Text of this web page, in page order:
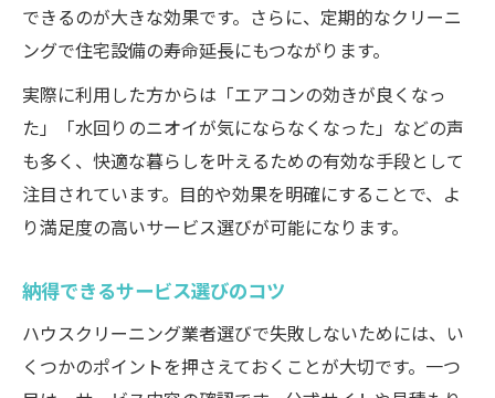
できるのが大きな効果です。さらに、定期的なクリーニ
ングで住宅設備の寿命延長にもつながります。
実際に利用した方からは「エアコンの効きが良くなっ
た」「水回りのニオイが気にならなくなった」などの声
も多く、快適な暮らしを叶えるための有効な手段として
注目されています。目的や効果を明確にすることで、よ
り満足度の高いサービス選びが可能になります。
納得できるサービス選びのコツ
ハウスクリーニング業者選びで失敗しないためには、い
くつかのポイントを押さえておくことが大切です。一つ